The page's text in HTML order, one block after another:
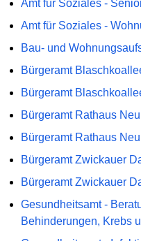
Amt für Soziales -
Amt für Soziales -
Bau- und
Bürgeramt
Bürgeramt
Bürgeramt Rathaus
Bürgeramt Rathaus
Bürgeramt Zwickauer
Bürgeramt Zwickauer
Gesundheitsamt -
Behinderungen, Krebs